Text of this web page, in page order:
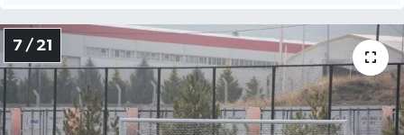
7 / 21